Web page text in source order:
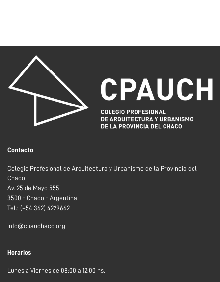
Contacto
Colegio Profesional de Arquitectura y Urbanismo de la Provincia del
Chaco
Av. 25 de Mayo 555
3500 - Chaco - Argentina
Tel.: (+54 362) 4229662
info@cpauchaco.org
Horarios
Lunes a Viernes de 08:00 a 12:00 hs.